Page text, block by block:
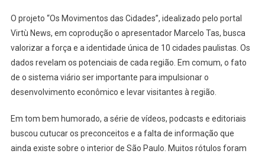
“Os
Das
Cidades”
Atingiu
Mais
De
O projeto “Os Movimentos das Cidades”, idealizado pelo portal
Virtù News, em coprodução o apresentador Marcelo Tas, busca
valorizar a força e a identidade única de 10 cidades paulistas. Os
dados revelam os potenciais de cada região. Em comum, o fato
de o sistema viário ser importante para impulsionar o
desenvolvimento econômico e levar visitantes à região.
Em tom bem humorado, a série de vídeos, podcasts e editoriais
buscou cutucar os preconceitos e a falta de informação que
ainda existe sobre o interior de São Paulo. Muitos rótulos foram